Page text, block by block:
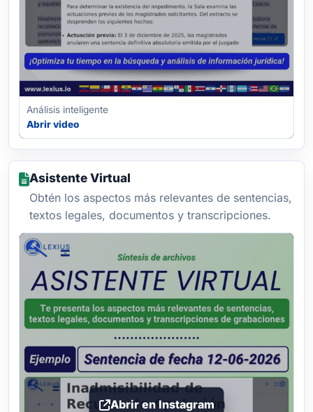
Análisis inteligente
Abrir video
Asistente Virtual
Obtén los aspectos más relevantes de sentencias,
textos legales, documentos y transcripciones.
Abrir en Instagram